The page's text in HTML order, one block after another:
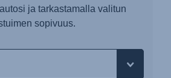
ja tarkastamalla valitun
sopivuus.